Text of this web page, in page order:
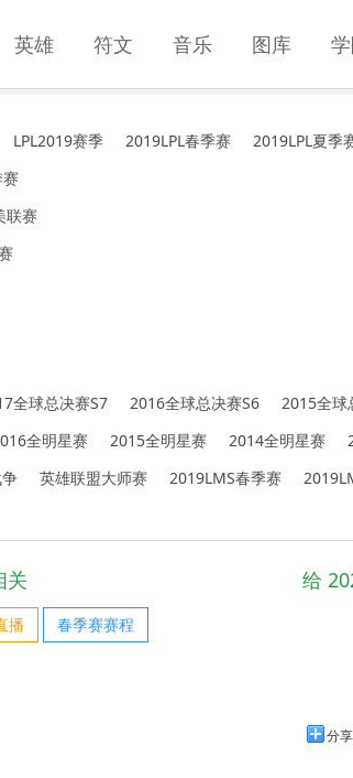
英雄 符文 音乐 图库
LPL2019赛季 2019LPL春季赛 2019LPL夏季
赛
联赛
全球总决赛S7 2016全球总决赛S6 2015全球
全明星赛 2015全明星赛 2014全明星赛
英雄联盟大师赛 2019LMS春季赛
关
播 春季赛赛程
给
分享